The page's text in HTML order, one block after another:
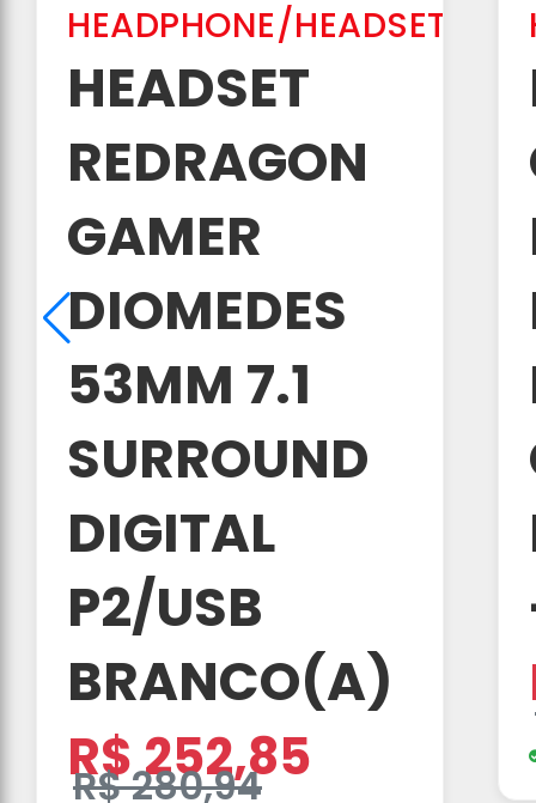
HEADPHONE/HEADSET
HEADSET
REDRAGON
GAMER
DIOMEDES
53MM 7.1
SURROUND
DIGITAL
P2/USB
BRANCO(A)
R$ 252,85
R$ 280,94